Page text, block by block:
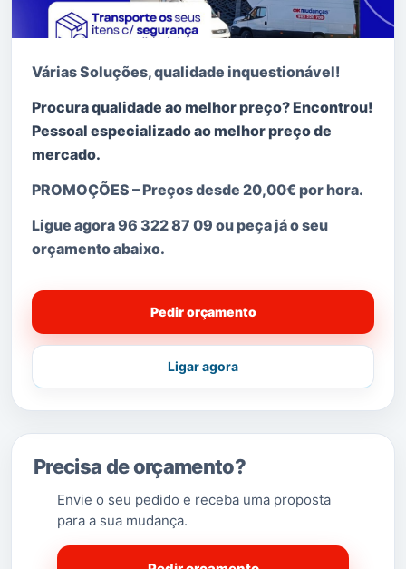
Várias Soluções, qualidade inquestionável!
Procura qualidade ao melhor preço? Encontrou!
Pessoal especializado ao melhor preço de
mercado.
PROMOÇÕES – Preços desde 20,00€ por hora.
Ligue agora96 322 87 09 ou peça já o seu
orçamento abaixo.
Pedir orçamento
Ligar agora
Precisa de orçamento?
Envie o seu pedido e receba uma proposta
para a sua mudança.